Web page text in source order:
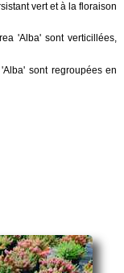
vert et à la floraison
'Alba' sont verticillées,
sont regroupées en